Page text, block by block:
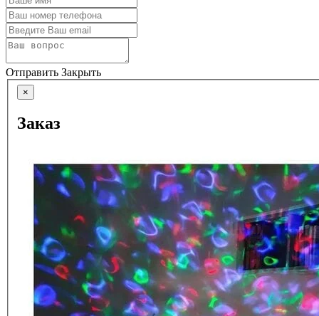
Отправить Закрыть
×
Заказ